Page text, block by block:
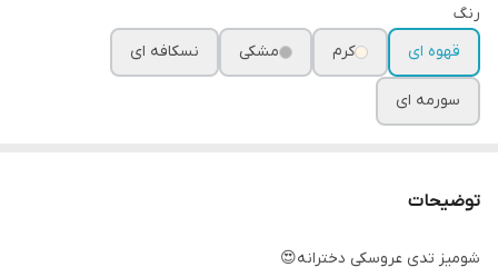
رنگ
قهوه ای
کرم مشکی نسکافه ای
سورمه ای
توضیحات
شومیز تدی عروسکی دخترانه😍